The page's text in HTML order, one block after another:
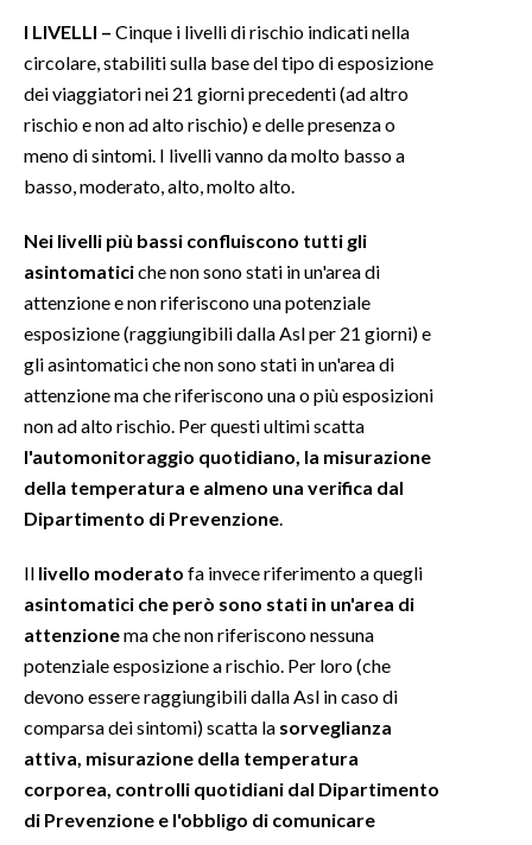
I LIVELLI – Cinque i livelli di rischio indicati nella
circolare, stabiliti sulla base del tipo di esposizione
dei viaggiatori nei 21 giorni precedenti (ad altro
rischio e non ad alto rischio) e delle presenza o
meno di sintomi. I livelli vanno da molto basso a
basso, moderato, alto, molto alto.
Nei livelli più bassi confluiscono tutti gli
asintomaticiche non sono stati in un'area di
attenzione e non riferiscono una potenziale
esposizione (raggiungibili dalla Asl per 21 giorni) e
gli asintomatici che non sono stati in un'area di
attenzione ma che riferiscono una o più esposizioni
non ad alto rischio. Per questi ultimi scatta
l'automonitoraggio quotidiano, la misurazione
della temperatura e almeno una verifica dal
Dipartimento di Prevenzione
Il livello moderato fa invece riferimento a quegli
asintomatici che però sono stati in un'area di
attenzionema che non riferiscono nessuna
potenziale esposizione a rischio. Per loro (che
devono essere raggiungibili dalla Asl in caso di
comparsa dei sintomi) scatta la sorveglianza
attiva, misurazione della temperatura
corporea, controlli quotidiani dal Dipartimento
di Prevenzione e l'obbligo di comunicare